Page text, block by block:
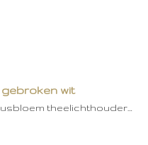
wit
theelichthouder…